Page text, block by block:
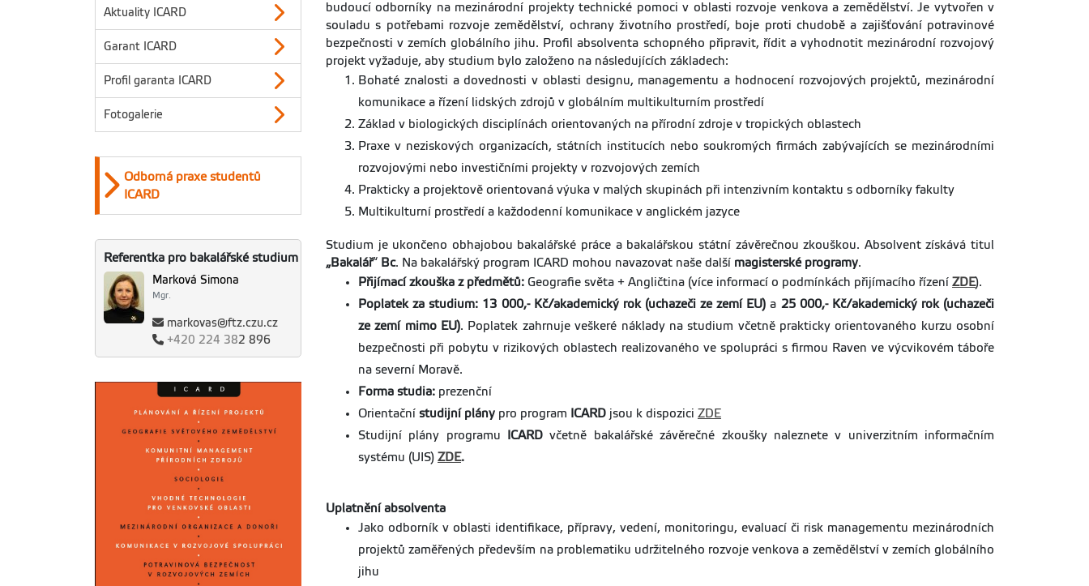
Aktuality ICARD
Garant ICARD
Profil garanta ICARD
Fotogalerie
Odborná praxe studentů
ICARD
Referentka pro bakalářské studium
Marková Simona
Mgr.
markovas@ftz.czu.cz
+420 224 382 896
budoucí odborníky na mezinárodní projekty technické pomoci v oblasti rozvoje venkova a zemědělství. Je vytvořen v
souladu s potřebami rozvoje zemědělství, ochrany životního prostředí, boje proti chudobě a zajišťování potravinové
bezpečnosti v zemích globálního jihu. Profil absolventa schopného připravit, řídit a vyhodnotit mezinárodní rozvojový
projekt vyžaduje, aby studium bylo založeno na následujících základech:
Bohaté znalosti a dovednosti v oblasti designu, managementu a hodnocení rozvojových projektů, mezinárodní
komunikace a řízení lidských zdrojů v globálním multikulturním prostředí
Základ v biologických disciplínách orientovaných na přírodní zdroje v tropických oblastech
Praxe v neziskových organizacích, státních institucích nebo soukromých firmách zabývajících se mezinárodními
rozvojovými nebo investičními projekty v rozvojových zemích
Prakticky a projektově orientovaná výuka v malých skupinách při intenzivním kontaktu s odborníky fakulty
Multikulturní prostředí a každodenní komunikace v anglickém jazyce
Studium je ukončeno obhajobou bakalářské práce a bakalářskou státní závěrečnou zkouškou. Absolvent získává titul
„Bakalář“ Bc. Na bakalářský program ICARD mohou navazovat naše další magisterské programy.
Přijímací zkouška z předmětů: Geografie světa + Angličtina (více informací o podmínkách přijímacího řízení ZDE).
Poplatek za studium: 13 000,- Kč/akademický rok (uchazeči ze zemí EU)a 25 000,- Kč/akademický rok (uchazeči
ze zemí mimo EU). Poplatek zahrnuje veškeré náklady na studium včetně prakticky orientovaného kurzu osobní
bezpečnosti při pobytu v rizikových oblastech realizovaného ve spolupráci s firmou Raven ve výcvikovém táboře
na severní Moravě.
Forma studia: prezenční
Orientační studijní plány pro program ICARD jsou k dispozici ZDE
Studijní plány programu
ICARD včetně bakalářské závěrečné zkoušky naleznete v univerzitním informačním
systému (UIS) ZDE.
Uplatnění absolventa
Jako odborník v oblasti identifikace, přípravy, vedení, monitoringu, evaluací či risk managementu mezinárodních
projektů zaměřených především na problematiku udržitelného rozvoje venkova a zemědělství v zemích globálního
jihu